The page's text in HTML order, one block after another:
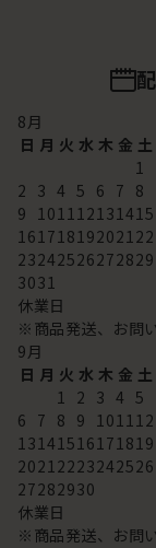
8月
日 月 火 水 木 金 土
1
2 3 4 5 6 7 8
9 101112131415
16171819202122
23242526272829
3031
休業日
※商品発送、お問
9月
日 月 火 水 木 金 土
1 2 3 4 5
6 7 8 9 101112
13141516171819
20212223242526
27282930
休業日
※商品発送、お問